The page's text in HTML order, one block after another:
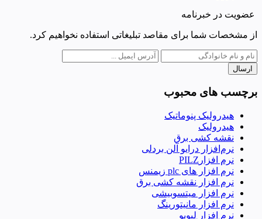
عضویت در خبرنامه
از مشخصات شما برای مقاصد تبلیغاتی استفاده نخواهیم کرد.
ارسال
برچسب های محبوب
هیدرولیک پنوماتیک
هیدرولیک
نقشه کشی برق
نرم‌افزار درایو آلن بردلی
نرم افزارPILZ
نرم افزار های plc زیمنس
نرم افزار نقشه کشی برق
نرم افزار میتسوبیشی
نرم افزار مانیتورینگ
نرم افزار لبویو